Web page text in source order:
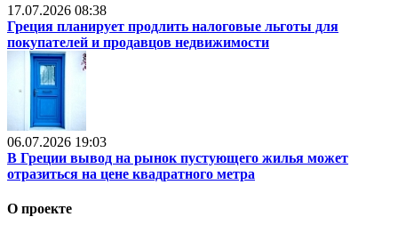
17.07.2026 08:38
Греция планирует продлить налоговые льготы для
покупателей и продавцов недвижимости
06.07.2026 19:03
В Греции вывод на рынок пустующего жилья может
отразиться на цене квадратного метра
О проекте